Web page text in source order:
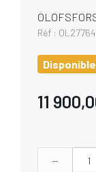
Réf :
11
-